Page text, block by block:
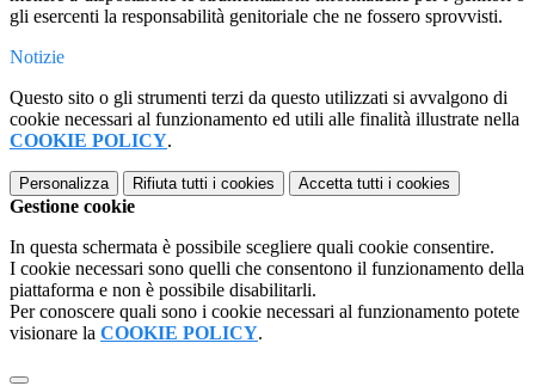
gli esercenti la responsabilità genitoriale che ne fossero sprovvisti.
Notizie
Questo sito o gli strumenti terzi da questo utilizzati si avvalgono di
cookie necessari al funzionamento ed utili alle finalità illustrate nella
COOKIE POLICY.
Personalizza Rifiuta tutti i cookies Accetta tutti i cookies
Gestione cookie
In questa schermata è possibile scegliere quali cookie consentire.
I cookie necessari sono quelli che consentono il funzionamento della
piattaforma e non è possibile disabilitarli.
Per conoscere quali sono i cookie necessari al funzionamento potete
visionare la COOKIE POLICY.